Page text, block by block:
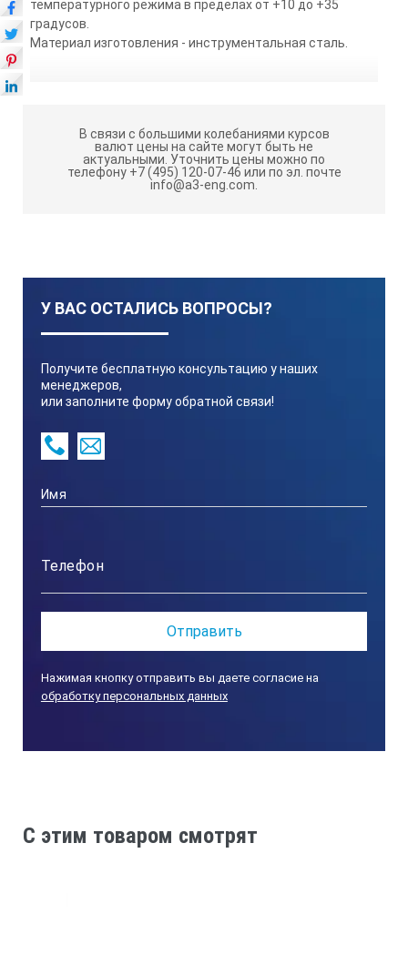
температурного режима в пределах от +10 до +35
градусов.
Материал изготовления - инструментальная сталь.
В связи с большими колебаниями курсов
валют цены на сайте могут быть не
актуальными. Уточнить цены можно по
телефону +7 (495) 120-07-46 или по эл. почте
info@a3-eng.com.
У ВАС ОСТАЛИСЬ ВОПРОСЫ?
Получите бесплатную консультацию у наших
менеджеров,
или заполните форму обратной связи!
Нажимая кнопку отправить вы даете согласие на
обработку персональных данных
C этим товаром смотрят